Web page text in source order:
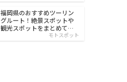
福岡県のおすすめツーリン
グルート！絶景スポットや
観光スポットをまとめて紹
モトスポット